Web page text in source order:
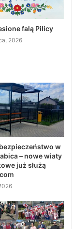
falą Pilicy
2026
w
– nowe wiaty
już służą